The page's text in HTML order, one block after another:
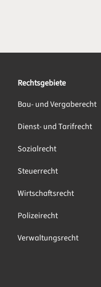
Rechtsgebiete
Bau- und Vergaberecht
Dienst- und Tarifrecht
Sozialrecht
Steuerrecht
Wirtschaftsrecht
Polizeirecht
Verwaltungsrecht